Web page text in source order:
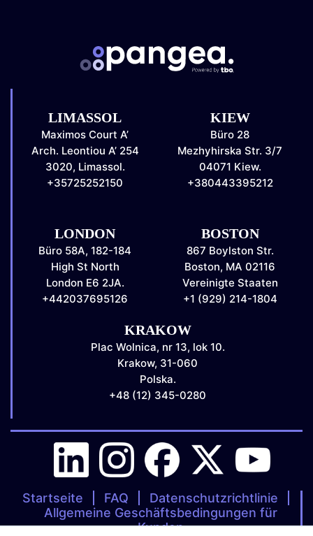
LIMASSOL
Maximos Court A’
Arch. Leontiou A’ 254
3020, Limassol.
+35725252150
KIEW
Büro 28
Mezhyhirska Str. 3/7
04071 Kiew.
+380443395212
LONDON
Büro 58A, 182-184
High St North
London E6 2JA.
+442037695126
BOSTON
867 Boylston Str.
Boston, MA 02116
Vereinigte Staaten
+1 (929) 214-1804
KRAKOW
Plac Wolnica, nr 13, lok 10.
Krakow, 31-060
Polska.
+48 (12) 345-0280
Startseite FAQ
Datenschutzrichtlinie
Allgemeine Geschäftsbedingungen für
Kunden